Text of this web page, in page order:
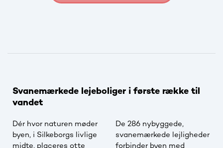
Svanemærkede lejeboliger i første række til
vandet
Dér hvor naturen møder
byen, i Silkeborgs livlige
midte, placeres otte
De 286 nybyggede,
svanemærkede lejligheder
forbinder byen med